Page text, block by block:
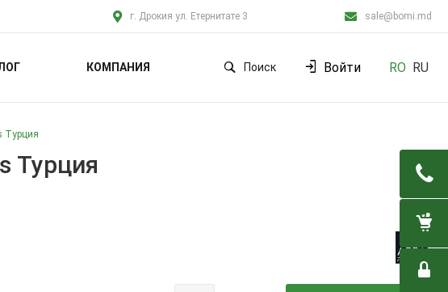
г. Дрокия ул. Етернитате 3 sale@bomi.md
КОМПАНИЯ Поиск Войти RO RU
Турция
Турция